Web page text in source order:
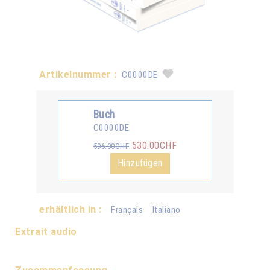
Artikelnummer : C0000DE
Buch
C0000DE
596.00CHF530.00CHF
Hinzufügen
erhältlich in : Français Italiano
Extrait audio